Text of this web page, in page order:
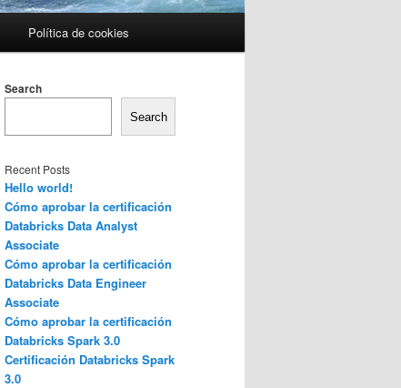
Política de cookies
Search
Search
Recent Posts
Hello world!
Cómo aprobar la certificación
Databricks Data Analyst
Associate
Cómo aprobar la certificación
Databricks Data Engineer
Associate
Cómo aprobar la certificación
Databricks Spark 3.0
Certificación Databricks Spark
3.0